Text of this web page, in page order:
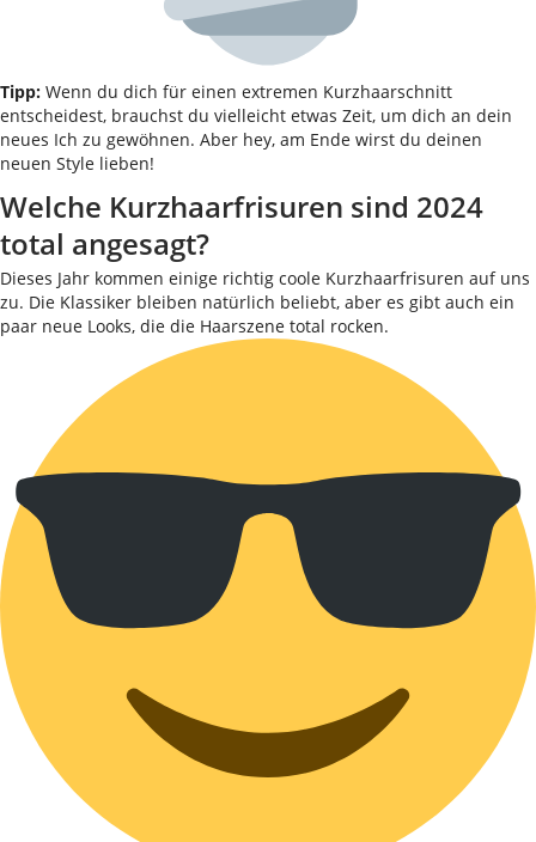
Tipp: Wenn du dich für einen extremen Kurzhaarschnitt
entscheidest, brauchst du vielleicht etwas Zeit, um dich an dein
neues Ich zu gewöhnen. Aber hey, am Ende wirst du deinen
neuen Style lieben!
Welche Kurzhaarfrisuren sind 2024
total angesagt?
Dieses Jahr kommen einige richtig coole Kurzhaarfrisuren auf uns
zu. Die Klassiker bleiben natürlich beliebt, aber es gibt auch ein
paar neue Looks, die die Haarszene total rocken.